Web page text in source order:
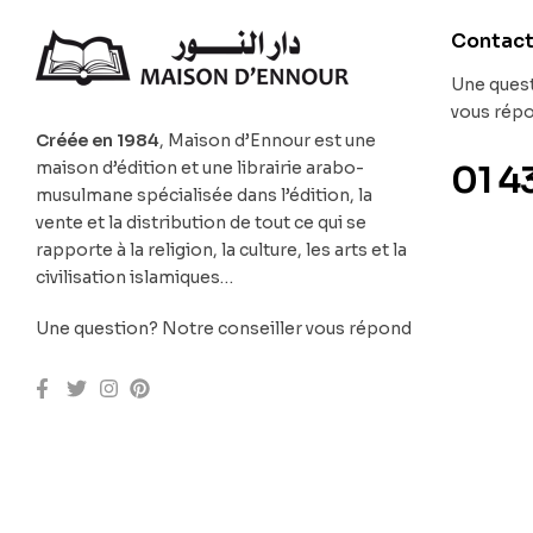
Créée en 1984, Maison d’Ennour est une
maison d’édition et une librairie arabo-
musulmane spécialisée dans l’édition, la
vente et la distribution de tout ce qui se
rapporte à la religion, la culture, les arts et la
civilisation islamiques…
Une question? Notre conseiller vous répond
Contact
Une
vous
01